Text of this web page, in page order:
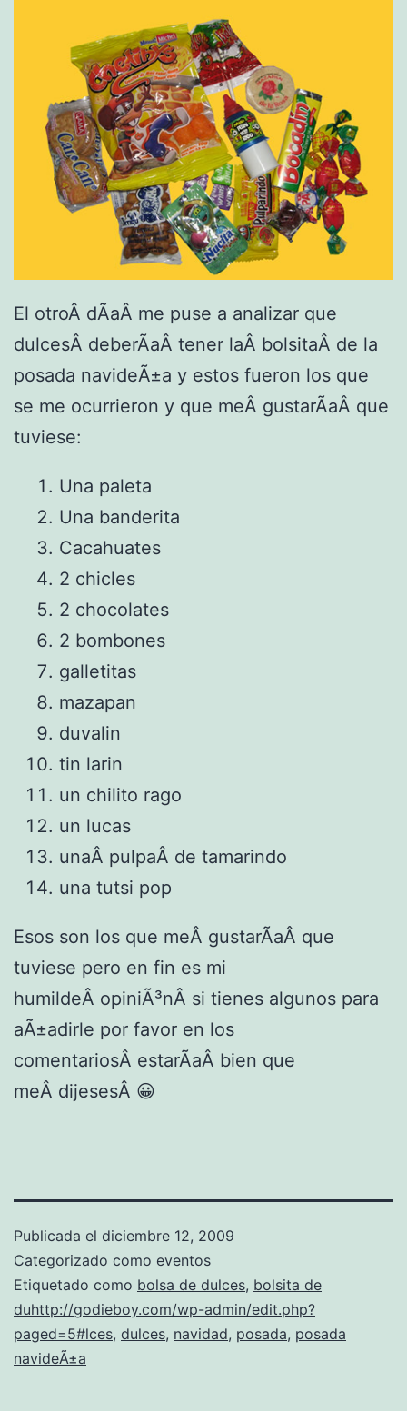
El otroÂ dÃ­aÂ me puse a analizar que
dulcesÂ deberÃ­aÂ tener laÂ bolsitaÂ de la
posada navideÃ±a y estos fueron los que
se me ocurrieron y que meÂ gustarÃ­aÂ que
tuviese:
Una paleta
Una banderita
Cacahuates
2 chicles
2 chocolates
2 bombones
galletitas
mazapan
duvalin
tin larin
un chilito rago
un lucas
unaÂ pulpaÂ de tamarindo
una tutsi pop
Esos son los que meÂ gustarÃ­aÂ que
tuviese pero en fin es mi
humildeÂ opiniÃ³nÂ si tienes algunos para
aÃ±adirle por favor en los
comentariosÂ estarÃ­aÂ bien que
meÂ dijesesÂ 😀
Publicada el diciembre 12, 2009
Categorizado como eventos
Etiquetado como bolsa de dulces, bolsita de
duhttp://godieboy.com/wp-admin/edit.php?
paged=5#lces, dulces, navidad, posada, posada
navideÃ±a